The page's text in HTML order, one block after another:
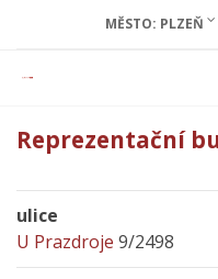
MĚSTO: PLZEŇ
Reprezentační
ulice
U Prazdroje 9/2498